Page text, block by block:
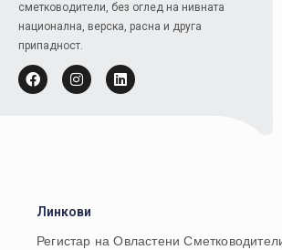
сметководители, без оглед на нивната
национална, верска, расна и друга
припадност.
Линкови
Регистар на Овластени